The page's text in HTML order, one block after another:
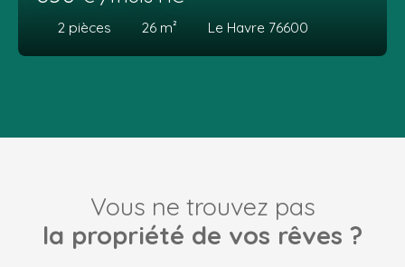
2 pièces 26 m² Le Havre 76600
Vous ne trouvez pas
la propriété de vos rêves ?